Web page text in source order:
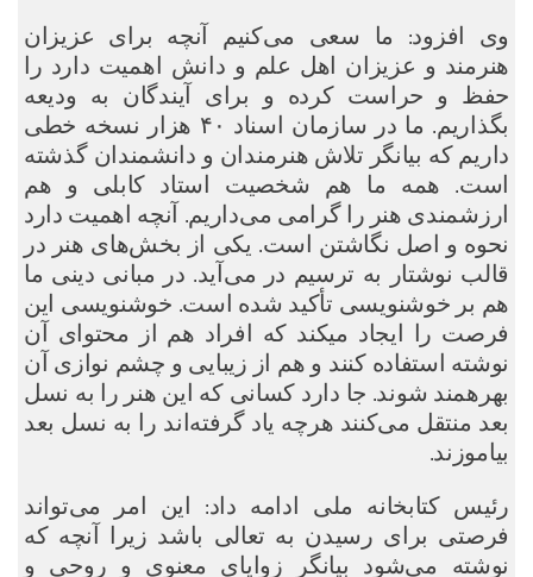
وی افزود: ما سعی می‌کنیم آنچه برای عزیزان
هنرمند و عزیزان اهل علم و دانش اهمیت دارد را
حفظ و حراست کرده و برای آیندگان به ودیعه
بگذاریم. ما در سازمان اسناد ۴۰ هزار نسخه خطی
داریم که بیانگر تلاش هنرمندان و دانشمندان گذشته
است. همه ما هم شخصیت استاد کابلی و هم
ارزشمندی هنر را گرامی می‌داریم. آنچه اهمیت دارد
نحوه و اصل نگاشتن است. یکی از بخش‌های هنر در
قالب نوشتار به ترسیم در می‌آید. در مبانی دینی ما
هم بر خوشنویسی تأکید شده است. خوشنویسی این
فرصت را ایجاد میکند که افراد هم از محتوای آن
نوشته استفاده کنند و هم از زیبایی و چشم نوازی آن
بهرهمند شوند. جا دارد کسانی که این هنر را به نسل
بعد منتقل می‌کنند هرچه یاد گرفته‌اند را به نسل بعد
بیاموزند.
رئیس کتابخانه ملی ادامه داد: این امر می‌تواند
فرصتی برای رسیدن به تعالی باشد زیرا آنچه که
نوشته می‌شود بیانگر زوایای معنوی و روحی و